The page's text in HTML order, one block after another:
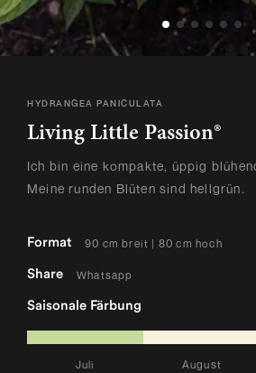
HYDRANGEA PANICULATA
Living Little Passion®
Ich bin eine kompakte, üppig
Meine runden Blüten sind hellgrün.
Format 90 cm breit | 80 cm hoch
Share Whatsapp
Saisonale Färbung
Juli August